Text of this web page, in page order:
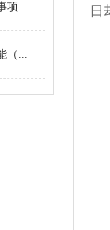
项...
（...
日